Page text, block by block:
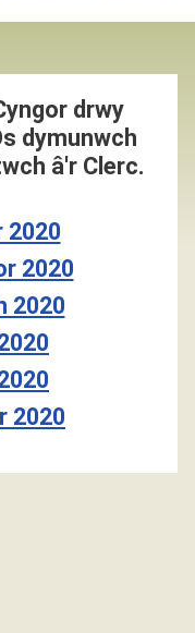
drwy
dymunwch
â'r Clerc.
2020
2020
2020
2020